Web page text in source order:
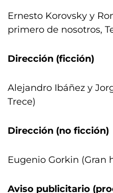
Ernesto Korovsky y
primero de nosotros,
Dirección (ficción)
Alejandro Ibáñez y
Trece)
Dirección (no ficción)
Eugenio Gorkin (Gran
Aviso publicitario